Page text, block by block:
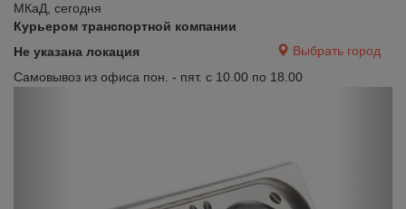
МКаД, сегодня
Курьером транспортной компании
Не указана локация
Выбрать город
Самовывоз из офиса пон. - пят. с 10.00 по 18.00